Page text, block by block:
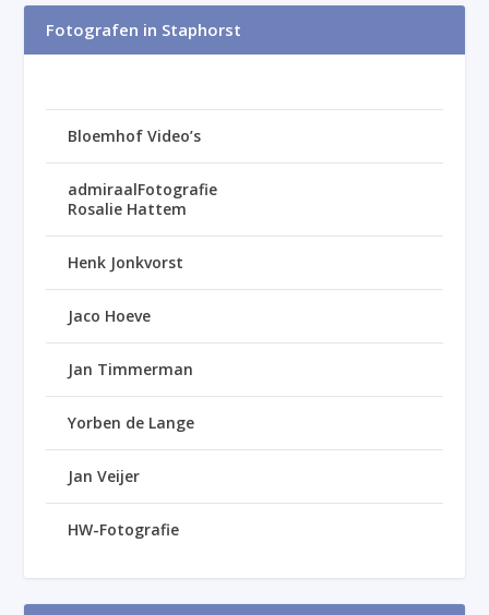
Fotografen in Staphorst
Bloemhof Video’s
admiraalFotografie
Rosalie Hattem
Henk Jonkvorst
Jaco Hoeve
Jan Timmerman
Yorben de Lange
Jan Veijer
HW-Fotografie